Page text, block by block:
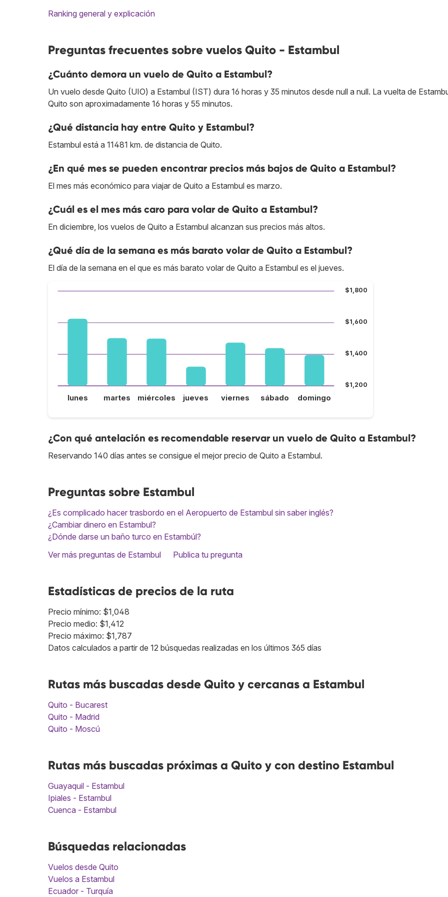
Ranking general y explicación
Preguntas frecuentes sobre vuelos Quito - Estambul
¿Cuánto demora un vuelo de Quito a Estambul?
Un vuelo desde Quito (UIO) a Estambul (IST) dura 16 horas y 35 minutos desde null a null. La vuelta de
Quito son aproximadamente 16 horas y 55 minutos.
¿Qué distancia hay entre Quito y Estambul?
Estambul está a 11481 km. de distancia de Quito.
¿En qué mes se pueden encontrar precios más bajos de Quito a Estambul?
El mes más económico para viajar de Quito a Estambul es marzo.
¿Cuál es el mes más caro para volar de Quito a Estambul?
En diciembre, los vuelos de Quito a Estambul alcanzan sus precios más altos.
¿Qué día de la semana es más barato volar de Quito a Estambul?
El día de la semana en el que es más barato volar de Quito a Estambul es el jueves.
$1,200
$1,400
$1,600
$1,800
lunes martes miércoles jueves viernes sábado domingo
¿Con qué antelación es recomendable reservar un vuelo de Quito a Estambul?
Reservando 140 días antes se consigue el mejor precio de Quito a Estambul.
Preguntas sobre Estambul
¿Es complicado hacer trasbordo en el Aeropuerto de Estambul sin saber inglés?
¿Cambiar dinero en Estambul?
¿Dónde darse un baño turco en Estambúl?
Ver más preguntas de Estambul
Publica tu pregunta
Estadísticas de precios de la ruta
Precio mínimo: $1,048
Precio medio: $1,412
Precio máximo: $1,787
Datos calculados a partir de 12 búsquedas realizadas en los últimos 365 días
Rutas más buscadas desde Quito y cercanas a Estambul
Quito - Bucarest
Quito - Madrid
Quito - Moscú
Rutas más buscadas próximas a Quito y con destino Estambul
Guayaquil - Estambul
Ipiales - Estambul
Cuenca - Estambul
Búsquedas relacionadas
Vuelos desde Quito
Vuelos a Estambul
Ecuador - Turquía